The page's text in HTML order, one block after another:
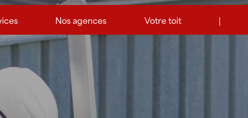
Nos agences Votre toit |